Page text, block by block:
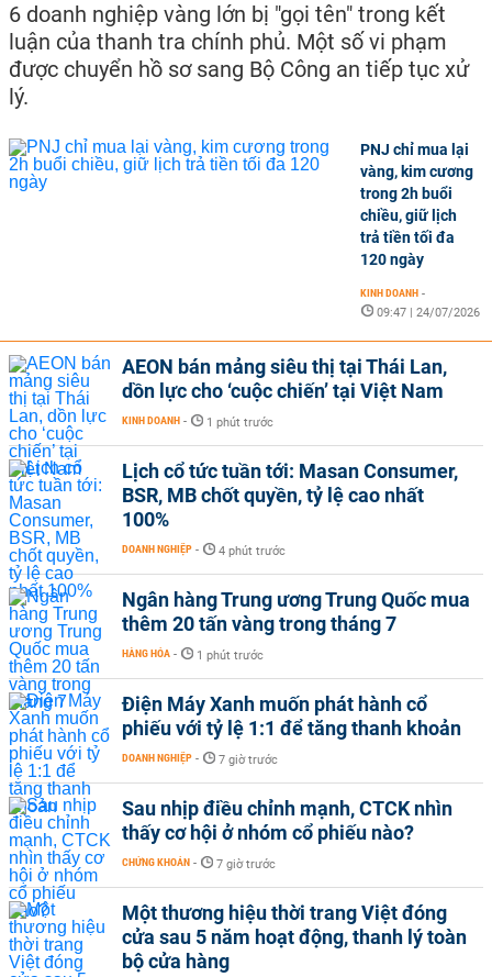
6 doanh nghiệp vàng lớn bị "gọi tên" trong kết
luận của thanh tra chính phủ. Một số vi phạm
được chuyển hồ sơ sang Bộ Công an tiếp tục xử
lý.
PNJ chỉ mua lại
vàng, kim cương
trong 2h buổi
chiều, giữ lịch
trả tiền tối đa
120 ngày
KINH DOANH -
09:47 | 24/07/2026
AEON bán mảng siêu thị tại Thái Lan,
dồn lực cho ‘cuộc chiến’ tại Việt Nam
KINH DOANH - 1 phút trước
Lịch cổ tức tuần tới: Masan Consumer,
BSR, MB chốt quyền, tỷ lệ cao nhất
100%
DOANH NGHIỆP - 4 phút trước
Ngân hàng Trung ương Trung Quốc mua
thêm 20 tấn vàng trong tháng 7
HÀNG HÓA - 1 phút trước
Điện Máy Xanh muốn phát hành cổ
phiếu với tỷ lệ 1:1 để tăng thanh khoản
DOANH NGHIỆP - 7 giờ trước
Sau nhịp điều chỉnh mạnh, CTCK nhìn
thấy cơ hội ở nhóm cổ phiếu nào?
CHỨNG KHOÁN - 7 giờ trước
Một thương hiệu thời trang Việt đóng
cửa sau 5 năm hoạt động, thanh lý toàn
bộ cửa hàng